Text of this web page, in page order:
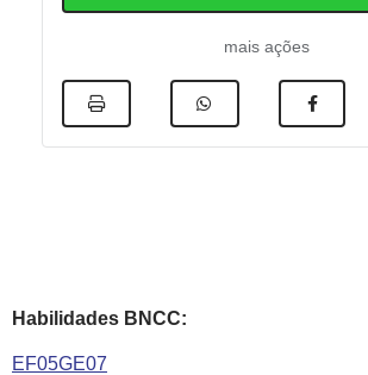
mais ações
Habilidades BNCC:
EF05GE07